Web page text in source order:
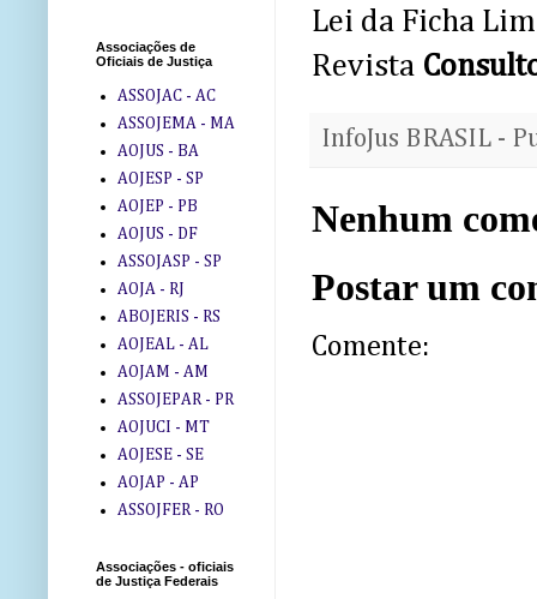
Lei da Ficha
Revista
InfoJus BRASIL -
Nenhum
Postar um
Comente:
Associações de
Oficiais de Justiça
ASSOJAC - AC
ASSOJEMA - MA
AOJUS - BA
AOJESP - SP
AOJEP - PB
AOJUS - DF
ASSOJASP - SP
AOJA - RJ
ABOJERIS - RS
AOJEAL - AL
AOJAM - AM
ASSOJEPAR - PR
AOJUCI - MT
AOJESE - SE
AOJAP - AP
ASSOJFER - RO
Associações - oficiais
de Justiça Federais